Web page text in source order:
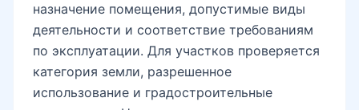
использование и градостроительные
ограничения. Наша команда проводит
поэтапную проверку и заранее
предупреждает о рисках, чтобы вы не
теряли время и деньги на проблемных